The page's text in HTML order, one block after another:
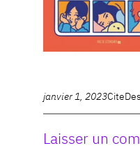
janvier 1, 2023
Laisser un